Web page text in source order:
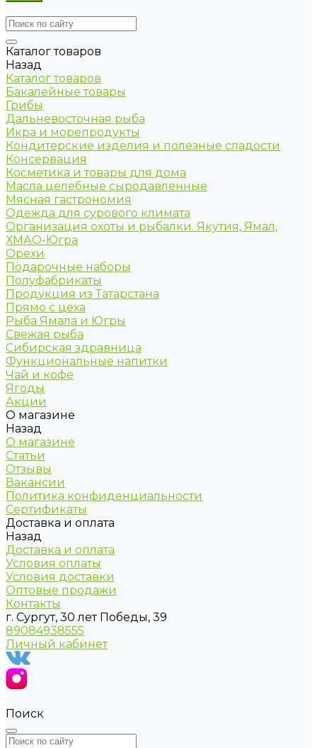
Каталог товаров
Назад
Каталог товаров
Бакалейные товары
Грибы
Дальневосточная рыба
Икра и морепродукты
Кондитерские изделия и полезные сладости
Консервация
Косметика и товары для дома
Масла целебные сыродавленные
Мясная гастрономия
Одежда для сурового климата
Организация охоты и рыбалки. Якутия, Ямал,
ХМАО-Югра
Орехи
Подарочные наборы
Полуфабрикаты
Продукция из Татарстана
Прямо с цеха
Рыба Ямала и Югры
Свежая рыба
Сибирская здравница
Функциональные напитки
Чай и кофе
Ягоды
Акции
О магазине
Назад
О магазине
Статьи
Отзывы
Вакансии
Политика конфиденциальности
Сертификаты
Доставка и оплата
Назад
Доставка и оплата
Условия оплаты
Условия доставки
Оптовые продажи
Контакты
г. Сургут, 30 лет Победы, 39
89084938555
Личный кабинет
Поиск